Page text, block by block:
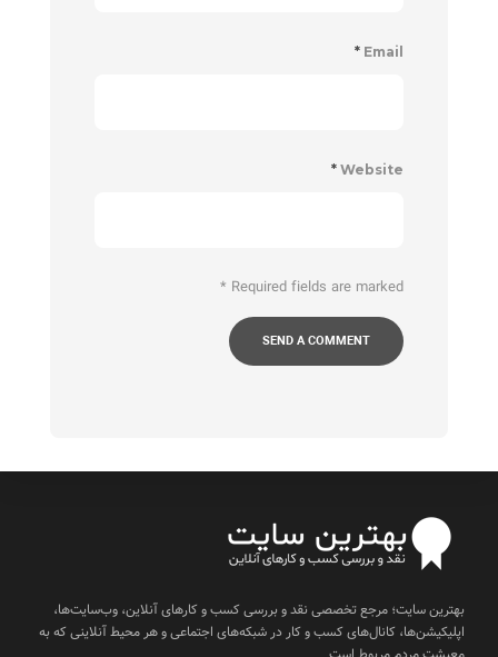
Email
*
Website
*
Required fields are marked
*
بهترین سایت؛ مرجع تخصصی نقد و بررسی کسب و کارهای آنلاین، وب‌سایت‌ها،
اپلیکیشن‌ها، کانال‌های کسب و کار در شبکه‌های اجتماعی و هر محیط آنلاینی که به